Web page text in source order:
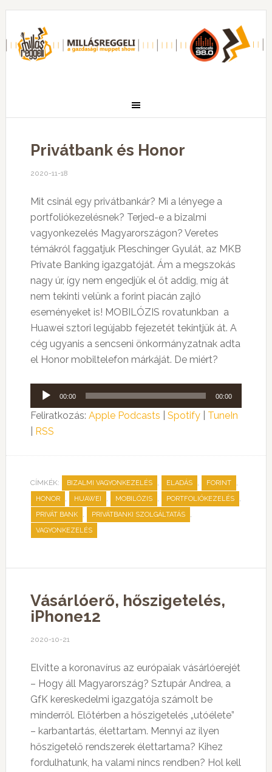
Privátbank és Honor
2020-11-18
Mit csinál egy privátbankár? Mi a lényege a
portfoliókezelésnek? Terjed-e a bizalmi
vagyonkezelés Magyarországon? Veretes
témákról faggatjuk Pleschinger Gyulát, az MKB
Private Banking igazgatóját. Ám a megszokás
nagy úr, így nem engedjük el őt addig, míg át
nem tekinti velünk a forint piacán zajló
eseményeket is! MOBILÓZIS rovatunkban a
Huawei sztori legújabb fejezetét tekintjük át. A
cég ugyanis a sencseni önkormányzatnak adta
el Honor mobiltelefon márkáját. De miért?
Audió
lejátszó
00:00 00:00
Feliratkozás: Apple Podcasts Spotify| TuneIn
RSS
CÍMKÉK: BIZALMI VAGYONKEZELÉS , ELADÁS , FORINT ,
HONOR , HUAWEI , MOBILÓZIS , PORTFOLIÓKEZELÉS ,
PRIVÁT BANK , PRIVÁTBANKI SZOLGÁLTATÁS ,
VAGYONKEZELÉS
Vásárlóerő, hőszigetelés,
iPhone12
2020-10-21
Elvitte a koronavírus az európaiak vásárlóerejét
– Hogy áll Magyarország? Sztupár Andrea, a
GfK kereskedelmi igazgatója számolt be
minderről. Előtérben a hőszigetelés „utóélete”
– karbantartás, élettartam. Mennyi az ilyen
hőszigetelő rendszerek élettartama? Kihez
fordulhatunk, ha valami nincs rendben? Hol kell